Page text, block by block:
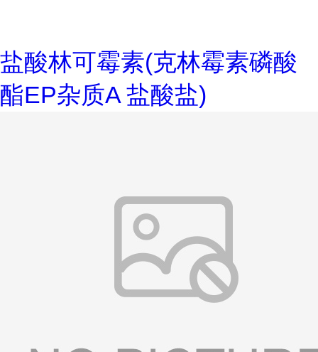
盐酸林可霉素(克林霉素磷酸
酯EP杂质A 盐酸盐)